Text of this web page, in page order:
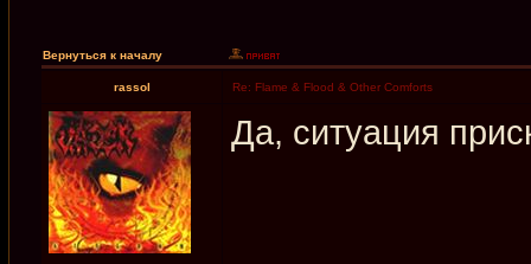
Вернуться к началу
rassol Re: Flame & Flood & Other Comforts
Да, ситуация